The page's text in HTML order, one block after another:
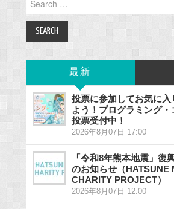
for:
最新
投票に参加してお気に入
よう！プログラミング
投票受付中！
2026年8月07日 17:00
「令和8年熊本地震」復
のお知らせ（HATSUNE
CHARITY PROJECT）
2026年8月07日 12:00